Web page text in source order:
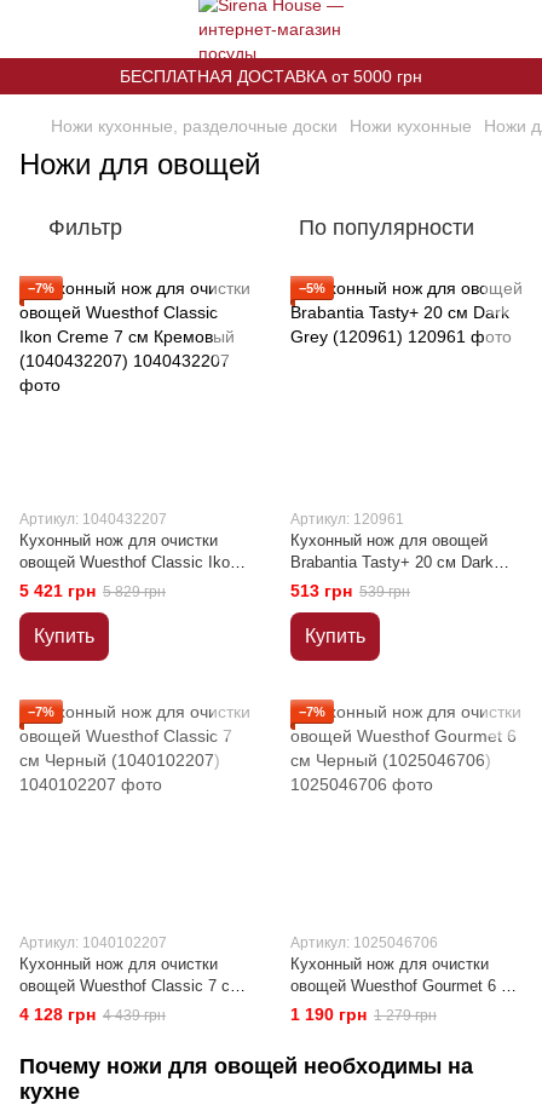
БЕСПЛАТНАЯ ДОСТАВКА от 5000 грн
Ножи кухонные, разделочные доски Ножи кухонные Ножи
Ножи для овощей
Фильтр По популярности
−7%
Артикул: 1040432207
Кухонный нож для очистки
овощей Wuesthof Classic Ikon
Creme 7 см Кремовый
(1040432207)
5 421 грн 5 829 грн
Купить
−5%
Артикул: 120961
Кухонный нож для овощей
Brabantia Tasty+ 20 см Dark
Grey (120961)
513 грн 539 грн
Купить
−7%
Артикул: 1040102207
Кухонный нож для очистки
овощей Wuesthof Classic 7 см
Черный (1040102207)
4 128 грн 4 439 грн
−7%
Артикул: 1025046706
Кухонный нож для очистки
овощей Wuesthof Gourmet 6 см
Черный (1025046706)
1 190 грн 1 279 грн
Почему ножи для овощей необходимы на
кухне